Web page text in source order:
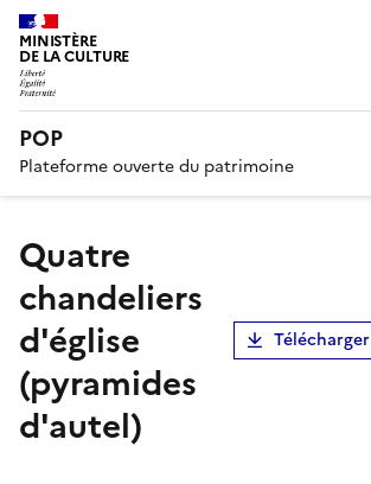
MINISTÈRE
DE LA CULTURE
POP
Plateforme ouverte du patrimoine
quatre
chandeliers
d'église
(pyramides
d'autel)
Télécharger